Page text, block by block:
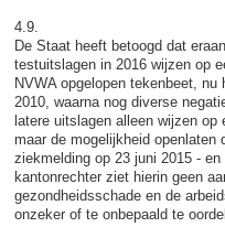
4.9.
De Staat heeft betoogd dat
testuitslagen in 2016 wijzen op
NVWA opgelopen tekenbeet,
2010, waarna nog diverse
latere uitslagen alleen wijzen
maar de mogelijkheid openlaten
ziekmelding op 23 juni 2015 -
kantonrechter ziet hierin geen
gezondheidsschade en de
onzeker of te onbepaald te